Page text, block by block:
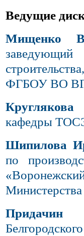
Ведущие
Мищенко
ФГБОУ ВО
кафедры
Шипилова
по
Придачин